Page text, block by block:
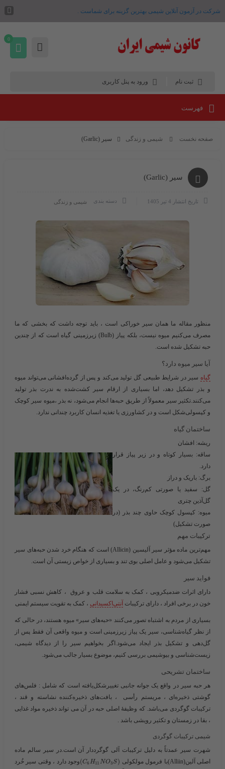
شرکت در آزمون آنلاین شیمی بهترین گزینه برای شماست .
ثبت نام ورود به پنل کاربری
0
فهرست
صفحه نخست شیمی و زندگی سیر (Garlic)
سیر (Garlic)
تاریخ انتشار 4 تیر 1405 دسته بندی شیمی و زندگی
منظور مقاله ما همان سیر خوراکی است ، باید توجه داشت که بخشی که ما
مصرف می‌کنیم میوه نیست، بلکه پیاز (Bulb)
زیرزمینی گیاه است که از چندین
حبه تشکیل شده است.
آیا سیر میوه دارد؟
گیاه سیر در شرایط طبیعی گل تولید می‌کند و پس از گرده‌افشانی می‌تواند میوه
و بذر تشکیل دهد، اما بسیاری از ارقام سیر کشت‌شده به ندرت بذر تولید
می‌کنند.تکثیر سیر معمولاً از طریق حبه‌ها انجام می‌شود، نه بذر ،میوه سیر کوچک
و کپسولی‌شکل است و در کشاورزی یا تغذیه انسان کاربرد چندانی ندارد.
ساختمان گیاه
ریشه: افشان
ساقه: بسیار کوتاه و در زیر پیاز قرار
دارد.
برگ: باریک و دراز
گل: سفید یا صورتی کم‌رنگ، در یک
گل‌آذین چتری
میوه: کپسول کوچک حاوی چند بذر (در
صورت تشکیل)
ترکیبات مهم
مهم‌ترین ماده مؤثر سیر آلیسین (Allicin)
است که هنگام خرد شدن حبه‌های سیر
تشکیل می‌شود و عامل اصلی بوی تند و بسیاری از خواص زیستی آن است.
فواید سیر
دارای اثرات ضدمیکروبی ، کمک به سلامت قلب و عروق ، کاهش نسبی فشار
خون در برخی افراد ، دارای ترکیبات آنتی‌اکسیدانی ، کمک به تقویت سیستم ایمنی
بسیاری از مردم به اشتباه تصور می‌کنند «حبه‌های سیر» میوه هستند، در حالی که
از نظر گیاه‌شناسی، سیر یک پیاز زیرزمینی است و میوه واقعی آن فقط پس از
گل‌دهی و تشکیل بذر ایجاد می‌شود.اگر بخواهیم سیر را از دیدگاه شیمی،
زیست‌شناسی و بیوشیمی بررسی کنیم، موضوع بسیار جالب می‌شود.
ساختمان تشریحی
هر حبه سیر در واقع یک جوانه جانبی تغییرشکل‌یافته است که شامل : فلس‌های
گوشتی ذخیره‌ای ، مریستم رأسی ، بافت‌های ذخیره‌کننده نشاسته و قند ،
ترکیبات گوگردی می‌باشد. که وظیفۀ اصلی حبه در آن می تواند ذخیره مواد غذایی
، بقا در زمستان و تکثیر رویشی باشد .
شیمی ترکیبات گوگردی
شهرت سیر عمدتاً به دلیل ترکیبات آلی گوگرددار آن است.در سیر سالم ماده
اصلی آلین(Alliin)با فرمول مولکولی ​
(C6 H11 NO3 S)
​وجود دارد ، وقتی سیر خُرد